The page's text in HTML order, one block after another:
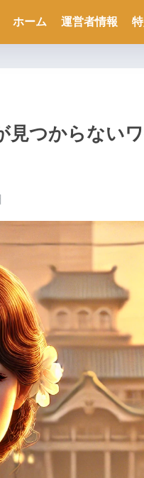
ホーム 運営者情報
見つからない